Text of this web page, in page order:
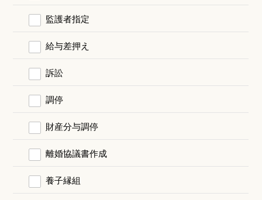
監護者指定
給与差押え
訴訟
調停
財産分与調停
離婚協議書作成
養子縁組